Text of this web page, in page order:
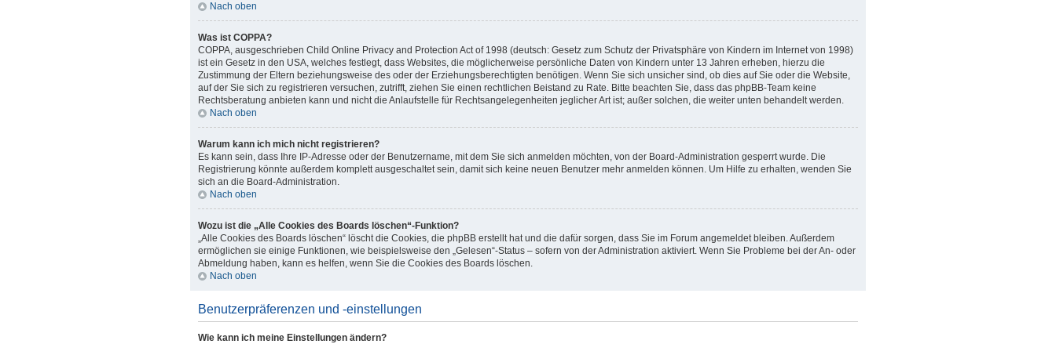
Nach oben
Was ist COPPA?
COPPA, ausgeschrieben Child Online Privacy and Protection Act of 1998 (deutsch: Gesetz zum Schutz der Privatsphäre von Kindern im Internet von 1998)
ist ein Gesetz in den USA, welches festlegt, dass Websites, die möglicherweise persönliche Daten von Kindern unter 13 Jahren erheben, hierzu die
Zustimmung der Eltern beziehungsweise des oder der Erziehungsberechtigten benötigen. Wenn Sie sich unsicher sind, ob dies auf Sie oder die Website,
auf der Sie sich zu registrieren versuchen, zutrifft, ziehen Sie einen rechtlichen Beistand zu Rate. Bitte beachten Sie, dass das phpBB-Team keine
Rechtsberatung anbieten kann und nicht die Anlaufstelle für Rechtsangelegenheiten jeglicher Art ist; außer solchen, die weiter unten behandelt werden.
Nach oben
Warum kann ich mich nicht registrieren?
Es kann sein, dass Ihre IP-Adresse oder der Benutzername, mit dem Sie sich anmelden möchten, von der Board-Administration gesperrt wurde. Die
Registrierung könnte außerdem komplett ausgeschaltet sein, damit sich keine neuen Benutzer mehr anmelden können. Um Hilfe zu erhalten, wenden Sie
sich an die Board-Administration.
Nach oben
Wozu ist die „Alle Cookies des Boards löschen“-Funktion?
„Alle Cookies des Boards löschen“ löscht die Cookies, die phpBB erstellt hat und die dafür sorgen, dass Sie im Forum angemeldet bleiben. Außerdem
ermöglichen sie einige Funktionen, wie beispielsweise den „Gelesen“-Status – sofern von der Administration aktiviert. Wenn Sie Probleme bei der An- oder
Abmeldung haben, kann es helfen, wenn Sie die Cookies des Boards löschen.
Nach oben
Benutzerpräferenzen und -einstellungen
Wie kann ich meine Einstellungen ändern?